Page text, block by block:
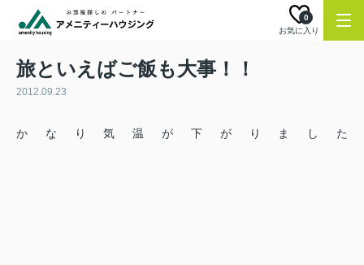
お気に入り
0
旅といえばご飯も大事！！
2012.09.23
かなり気温が下がりました